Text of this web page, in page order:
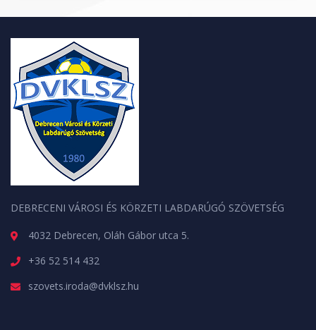
DEBRECENI VÁROSI ÉS KÖRZETI LABDARÚGÓ SZÖVETSÉG
4032 Debrecen, Oláh Gábor utca 5.
+36 52 514 432
szovets.iroda@dvklsz.hu